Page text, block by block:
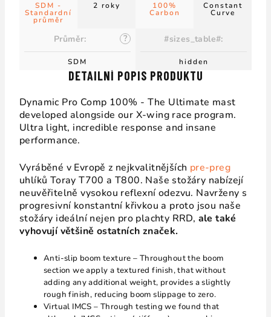
DETAILNÍ POPIS PRODUKTU
Dynamic Pro Comp 100% - The Ultimate mast
developed alongside our X-wing race program.
Ultra light, incredible response and insane
performance.
Vyráběné v Evropě z nejkvalitnějších pre-preg
uhlíků Toray T700 a T800. Naše stožáry nabízejí
neuvěřitelně vysokou reflexní odezvu. Navrženy s
progresivní konstantní křivkou a proto jsou naše
stožáry ideální nejen pro plachty RRD, ale také
vyhovují většině ostatních značek.
Anti-slip boom texture – Throughout the boom
section we apply a textured finish, that without
adding any additional weight, provides a slightly
rough finish, reducing boom slippage to zero.
Virtual IMCS – Through testing we found that
SDM -
Standardní
průměr
2 roky 100%
Carbon
Constant
Curve
?
Průměr:
SDM
#sizes_table#:
hidden